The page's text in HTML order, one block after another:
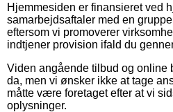
Hjemmesiden er finansieret ved
samarbejdsaftaler med en
eftersom vi promoverer
indtjener provision ifald du
Viden angående tilbud og online
da, men vi ønsker ikke at tage
måtte være foretaget efter at vi
oplysninger.